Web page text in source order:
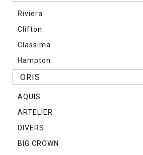
Riviera
Clifton
Classima
Hampton
ORIS
AQUIS
ARTELIER
DIVERS
BIG CROWN